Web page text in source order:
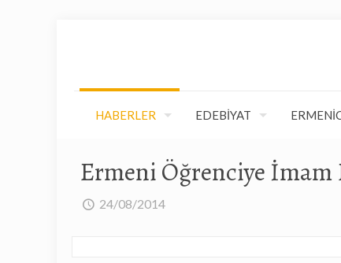
HABERLER EDEBİYAT
Ermeni Öğrenciye
24/08/2014